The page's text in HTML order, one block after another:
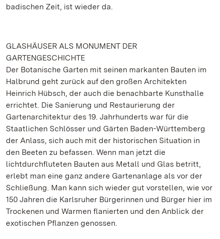
badischen Zeit, ist wieder da.
GLASHÄUSER ALS MONUMENT DER
GARTENGESCHICHTE
Der Botanische Garten mit seinen markanten Bauten im
Halbrund geht zurück auf den großen Architekten
Heinrich Hübsch, der auch die benachbarte Kunsthalle
errichtet. Die Sanierung und Restaurierung der
Gartenarchitektur des 19. Jahrhunderts war für die
Staatlichen Schlösser und Gärten Baden-Württemberg
der Anlass, sich auch mit der historischen Situation in
den Beeten zu befassen. Wenn man jetzt die
lichtdurchfluteten Bauten aus Metall und Glas betritt,
erlebt man eine ganz andere Gartenanlage als vor der
Schließung. Man kann sich wieder gut vorstellen, wie vor
150 Jahren die Karlsruher Bürgerinnen und Bürger hier im
Trockenen und Warmen flanierten und den Anblick der
exotischen Pflanzen genossen.